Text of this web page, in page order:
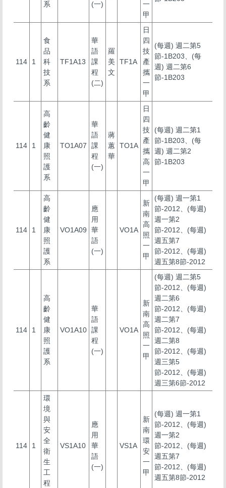
系
(一)
一
甲
114 1
食
品
科
技
系
TF1A13
華
語
課
程
(二)
羅
美
文
TF1A
日
四
技
產
攜
一
甲
(每週) 週二第5
節-1B203、(每
週) 週二第6
節-1B203
114 1
高
齡
健
康
照
護
系
TO1A07
華
語
課
程
(一)
蔣
蕙
華
TO1A
日
四
技
產
攜
高
一
甲
(每週) 週二第1
節-1B203、(每
週) 週二第2
節-1B203
114 1
高
齡
健
康
照
護
系
VO1A09
應
用
華
語
(一)
VO1A
新
南
高
照
一
甲
(每週) 週一第1
節-2012、(每週)
週一第2
節-2012、(每週)
週五第7
節-2012、(每週)
週五第8節-2012
114 1
高
齡
健
康
照
護
系
VO1A10
華
語
課
程
(一)
VO1A
新
南
高
照
一
甲
(每週) 週二第5
節-2012、(每週)
週二第6
節-2012、(每週)
週二第7
節-2012、(每週)
週二第8
節-2012、(每週)
週三第5
節-2012、(每週)
週三第6節-2012
114 1
環
境
與
安
全
衛
生
工
程
VS1A10
應
用
華
語
(一)
VS1A
新
南
環
安
一
甲
(每週) 週一第1
節-2012、(每週)
週一第2
節-2012、(每週)
週五第7
節-2012、(每週)
週五第8節-2012